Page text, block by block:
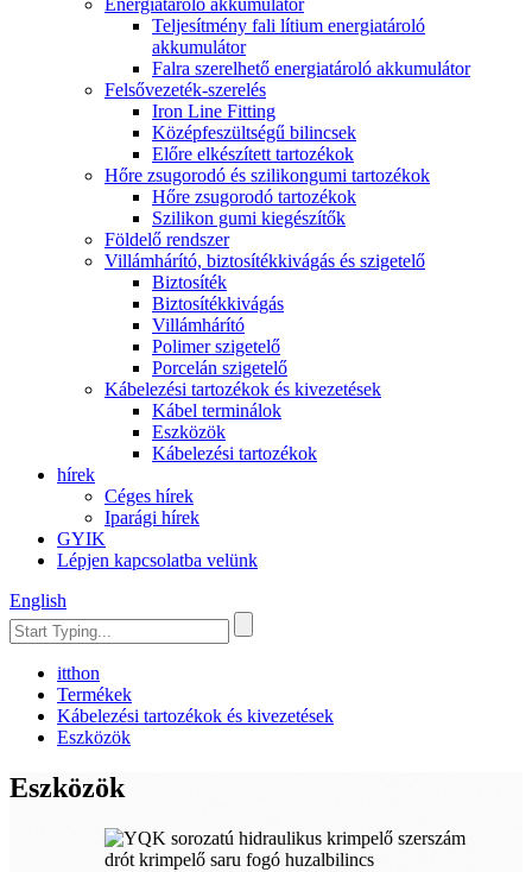
Energiatároló akkumulátor
Teljesítmény fali lítium energiatároló
akkumulátor
Falra szerelhető energiatároló akkumulátor
Felsővezeték-szerelés
Iron Line Fitting
Középfeszültségű bilincsek
Előre elkészített tartozékok
Hőre zsugorodó és szilikongumi tartozékok
Hőre zsugorodó tartozékok
Szilikon gumi kiegészítők
Földelő rendszer
Villámhárító, biztosítékkivágás és szigetelő
Biztosíték
Biztosítékkivágás
Villámhárító
Polimer szigetelő
Porcelán szigetelő
Kábelezési tartozékok és kivezetések
Kábel terminálok
Eszközök
Kábelezési tartozékok
hírek
Céges hírek
Iparági hírek
GYIK
Lépjen kapcsolatba velünk
English
itthon
Termékek
Kábelezési tartozékok és kivezetések
Eszközök
Eszközök